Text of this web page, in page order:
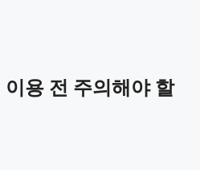
용 전 주의해야 할